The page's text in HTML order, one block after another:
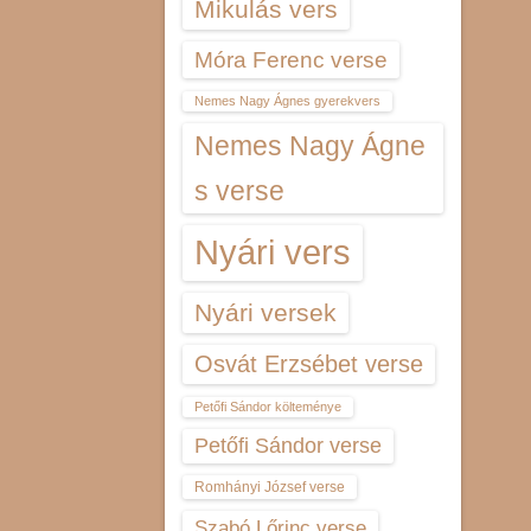
Mikulás vers
Móra Ferenc verse
Nemes Nagy Ágnes gyerekvers
Nemes Nagy Ágne
s verse
Nyári vers
Nyári versek
Osvát Erzsébet verse
Petőfi Sándor költeménye
Petőfi Sándor verse
Romhányi József verse